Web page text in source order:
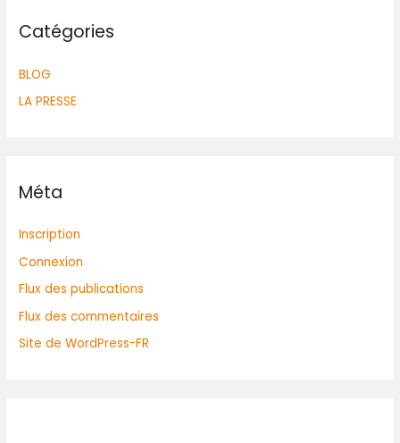
Catégories
BLOG
LA PRESSE
Méta
Inscription
Connexion
Flux des publications
Flux des commentaires
Site de WordPress-FR